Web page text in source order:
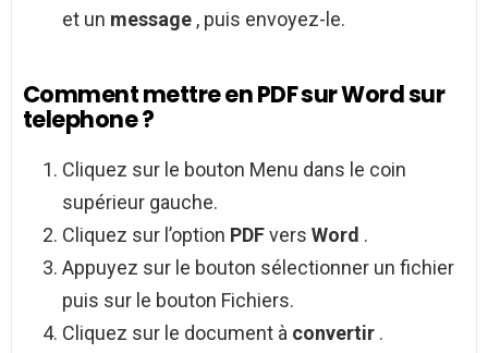
et un message , puis envoyez-le.
Comment mettre en PDF sur Word sur
telephone ?
Cliquez sur le bouton Menu dans le coin
supérieur gauche.
Cliquez sur l’option PDFvers Word .
Appuyez sur le bouton sélectionner un fichier
puis sur le bouton Fichiers.
Cliquez sur le document à convertir .